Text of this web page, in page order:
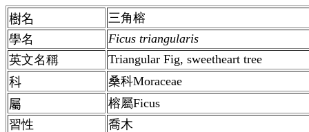
樹名
三角榕
學名
Ficus triangularis
英文名稱
Triangular Fig, sweetheart tree
科
桑科Moraceae
屬
榕屬Ficus
習性
喬木